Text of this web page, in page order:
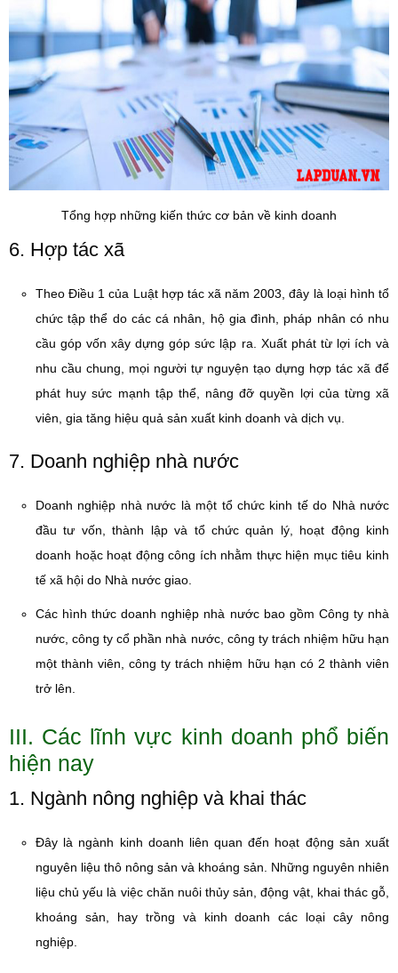
Tổng hợp những kiến thức cơ bản về kinh doanh
6. Hợp tác xã
Theo Điều 1 của Luật hợp tác xã năm 2003, đây là loại hình tổ
chức tập thể do các cá nhân, hộ gia đình, pháp nhân có nhu
cầu góp vốn xây dựng góp sức lập ra. Xuất phát từ lợi ích và
nhu cầu chung, mọi người tự nguyện tạo dựng hợp tác xã để
phát huy sức mạnh tập thể, nâng đỡ quyền lợi của từng xã
viên, gia tăng hiệu quả sản xuất kinh doanh và dịch vụ.
7. Doanh nghiệp nhà nước
Doanh nghiệp nhà nước là một tổ chức kinh tế do Nhà nước
đầu tư vốn, thành lập và tổ chức quản lý, hoạt động kinh
doanh hoặc hoạt động công ích nhằm thực hiện mục tiêu kinh
tế xã hội do Nhà nước giao.
Các hình thức doanh nghiệp nhà nước bao gồm Công ty nhà
nước, công ty cổ phần nhà nước, công ty trách nhiệm hữu hạn
một thành viên, công ty trách nhiệm hữu hạn có 2 thành viên
trở lên.
III. Các lĩnh vực kinh doanh phổ biến
hiện nay
1. Ngành nông nghiệp và khai thác
Đây là ngành kinh doanh liên quan đến hoạt động sản xuất
nguyên liệu thô nông sản và khoáng sản. Những nguyên nhiên
liệu chủ yếu là việc chăn nuôi thủy sản, động vật, khai thác gỗ,
khoáng sản, hay trồng và kinh doanh các loại cây nông
nghiệp.